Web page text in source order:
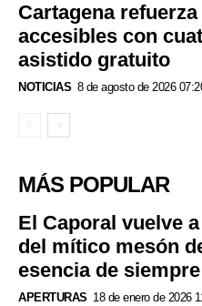
Cartagena
accesibles con
asistido gratuito
NOTICIAS 8 de agosto de 2026
MÁS POPULAR
El Caporal vuelve
del mítico mesón
esencia de siempre
APERTURAS 18 de enero de 2026